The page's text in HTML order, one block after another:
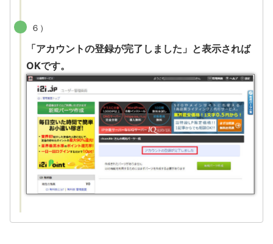
６）
「アカウントの登録が完了しました」と表示されば
OKです。